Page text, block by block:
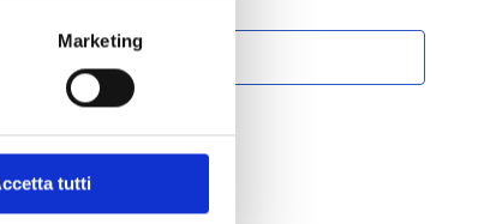
Marketing
tutti
Vai a MEPA